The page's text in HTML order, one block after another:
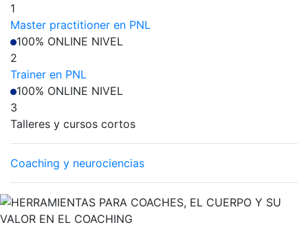
1
Master practitioner en PNL
100% ONLINE NIVEL
2
Trainer en PNL
100% ONLINE NIVEL
3
Talleres y cursos cortos
Coaching y neurociencias